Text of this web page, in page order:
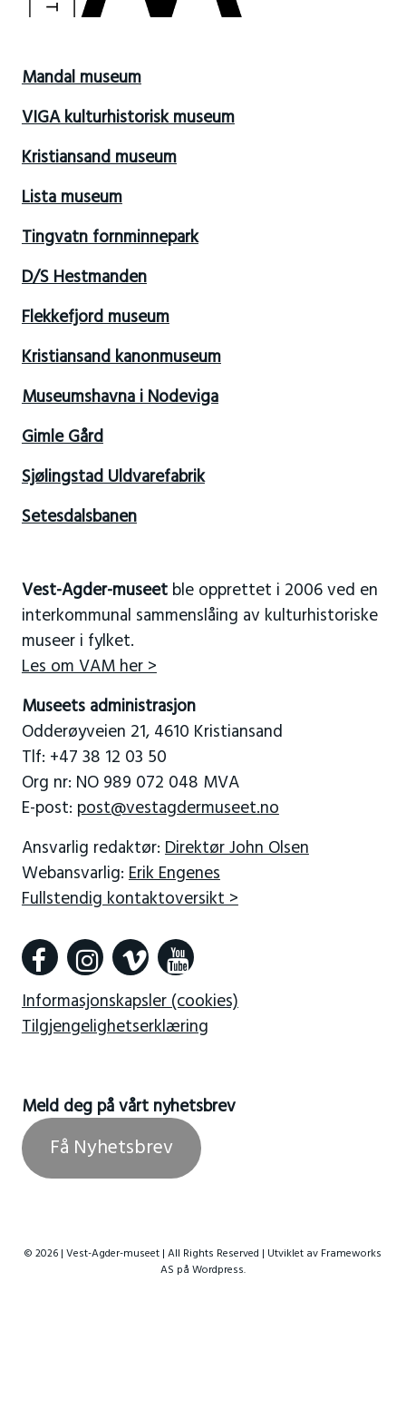
Mandal museum
VIGA kulturhistorisk museum
Kristiansand museum
Lista museum
Tingvatn fornminnepark
D/S Hestmanden
Flekkefjord museum
Kristiansand kanonmuseum
Museumshavna i Nodeviga
Gimle Gård
Sjølingstad Uldvarefabrik
Setesdalsbanen
Vest-Agder-museetble opprettet i 2006 ved en
interkommunal sammenslåing av kulturhistoriske
museer i fylket.
Les om VAM her >
Museets administrasjon
Odderøyveien 21, 4610 Kristiansand
Tlf: +47 38 12 03 50
Org nr: NO 989 072 048 MVA
E-post: post@vestagdermuseet.no
Ansvarlig redaktør: Direktør John Olsen
Webansvarlig: Erik Engenes
Fullstendig kontaktoversikt >
Informasjonskapsler (cookies)
Tilgjengelighetserklæring
Meld deg på vårt nyhetsbrev
Få Nyhetsbrev
© 2026 | Vest-Agder-museet | All Rights Reserved | Utviklet av Frameworks
AS på Wordpress.